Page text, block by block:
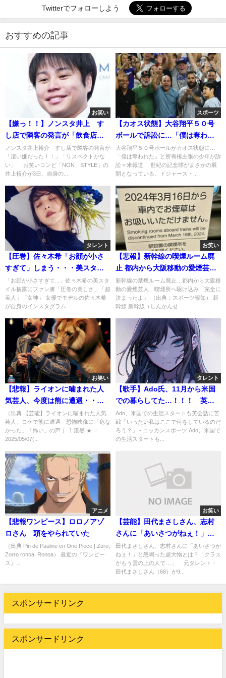
Twitterでフォローしよう
おすすめの記事
お笑い
【嫌っ！！】ノンスタ井上 す
し店で隣客の発言が「飲食店へ
のリスペクトがない、こういう
大人にはなりたくない」
ノンスタ井上裕介 すし店で隣客の発言が
「凄い嫌だった！！」「リスペクトがな
い」 お笑いコンビ「NON STYLE」の
井上裕介が3日、自身の...
スポーツ
【カオス状態】大谷翔平５０号
ボールで訴訟に…「僕は奪われ
た」と所有権主張の少年
大谷翔平５０号ボールがカオス状態に…
「僕は奪われた」と所有権主張の少年が訴
訟＝米報道 世紀の記念球がまさかの展
開となっている。ドジャース・...
タレント
【圧巻】佐々木希「お顔が小さ
すぎて」しまう・・・美スタイ
ル披露「超美人」「女神」
「お顔が小さすぎて...」佐々木希の美スタ
イル披露にファン虜「圧巻の美しさ」「超
美人」「女神」 女優でモデルの佐々木希
が自身のインスタグラム...
お笑い
【悲報】新幹線の喫煙ルーム廃
止 都内から大阪移動の愛煙芸人
の嘆き・・・
新幹線の禁煙ルーム廃止…都内から大阪移
動の愛煙芸人、喫煙所へ駆け込み「完全に
決まったよ」 （出典：スポーツ報知） 新
幹線 新幹線（しんかんせ...
お笑い
【悲報】ライオンに噛まれた人
気芸人、今度は熊に遭遇・・・
「危なかった」
（出典 【芸能】ライオンに噛まれた人気
芸人、ロケで熊に遭遇 恐怖映像に「危な
かった」「怖い」の声 ） 1 湛然 ★ ：
2025/05/07(...
タレント
【歌手】Ado氏、11月から米国
での暮らしてた…！！！ 英語
は「まだしゃべれない…」
Ado、米国での生活スタートも英会話に苦
戦「いったい私はここで何をしているのだ
ろう？」 - ニッカンスポーツ Ado、米国で
の生活スタートも...
アニメ
【悲報ワンピース】ロロノアゾ
ロさん 頭をやられていた
（出典 Pin de Pauline en One Piece | Zoro,
Zorro ronoa, Ronoa） 最近の『ワンピー
ス』...
お笑い
【芸能】田代まさしさん、志村
さんに「あいさつがねぇ！」と
怒鳴った超大物・・・
田代まさしさん、志村さんに「あいさつが
ねぇ！」と怒鳴った超大物とは？「クラス
がもう雲の上の人で…」 元タレント・
田代まさしさん（68）が9...
スポンサードリンク
スポンサードリンク